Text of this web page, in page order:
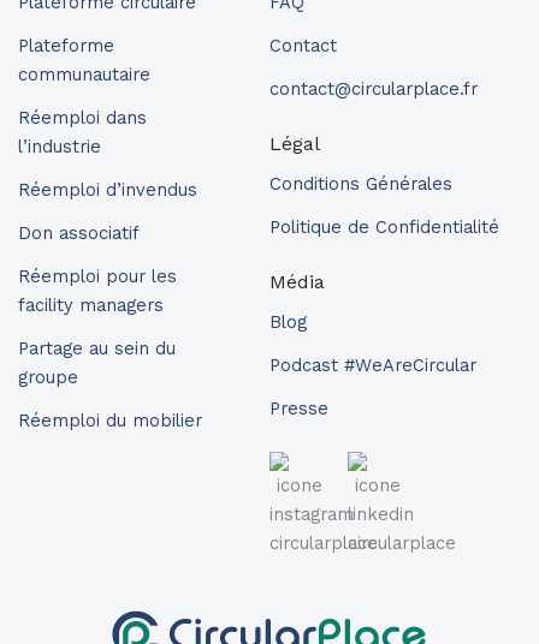
Plateforme
communautaire
Réemploi dans
l’industrie
Réemploi d’invendus
Don associatif
Réemploi pour les
facility managers
Partage au sein du
groupe
Réemploi du mobilier
Contact
contact@circularplace.fr
Légal
Conditions Générales
Politique de Confidentialité
Média
Blog
Podcast #WeAreCircular
Presse